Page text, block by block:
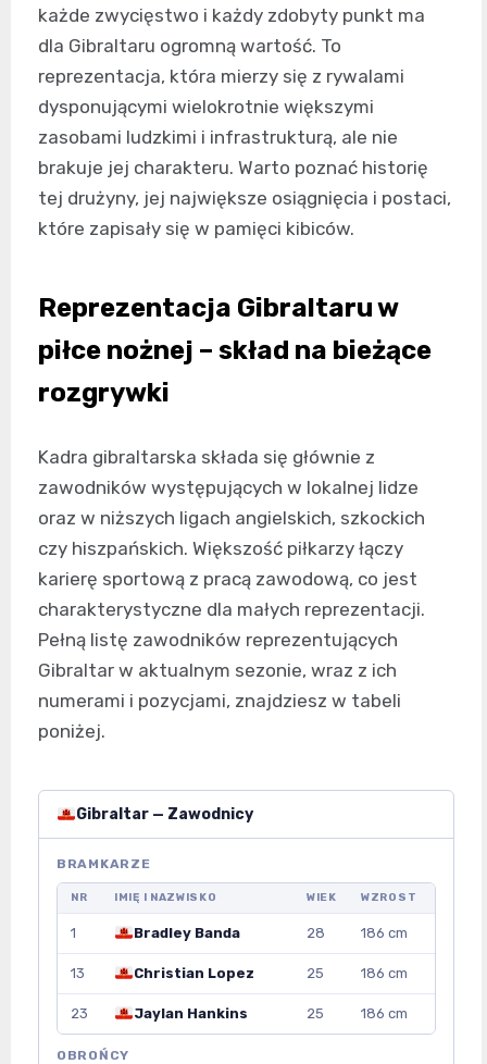
każde zwycięstwo i każdy zdobyty punkt ma
dla Gibraltaru ogromną wartość. To
reprezentacja, która mierzy się z rywalami
dysponującymi wielokrotnie większymi
zasobami ludzkimi i infrastrukturą, ale nie
brakuje jej charakteru. Warto poznać historię
tej drużyny, jej największe osiągnięcia i postaci,
które zapisały się w pamięci kibiców.
Reprezentacja Gibraltaru w
piłce nożnej – skład na bieżące
rozgrywki
Kadra gibraltarska składa się głównie z
zawodników występujących w lokalnej lidze
oraz w niższych ligach angielskich, szkockich
czy hiszpańskich. Większość piłkarzy łączy
karierę sportową z pracą zawodową, co jest
charakterystyczne dla małych reprezentacji.
Pełną listę zawodników reprezentujących
Gibraltar w aktualnym sezonie, wraz z ich
numerami i pozycjami, znajdziesz w tabeli
poniżej.
Gibraltar — Zawodnicy
BRAMKARZE
NR IMIĘ I NAZWISKO WIEK WZROST
1 Bradley Banda 28 186 cm
13 Christian Lopez 25 186 cm
23 Jaylan Hankins 25 186 cm
OBROŃCY